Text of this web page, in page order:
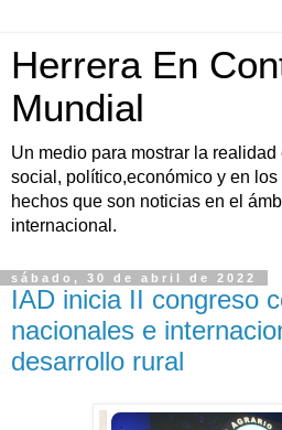
Herrera En
Mundial
Un medio para mostrar la
social, político,económico y en
hechos que son noticias en el
internacional.
sábado, 30 de abril de 2022
IAD inicia II congreso
nacionales e
desarrollo rural